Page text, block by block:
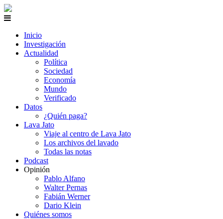
Inicio
Investigación
Actualidad
Política
Sociedad
Economía
Mundo
Verificado
Datos
¿Quién paga?
Lava Jato
Viaje al centro de Lava Jato
Los archivos del lavado
Todas las notas
Podcast
Opinión
Pablo Alfano
Walter Pernas
Fabián Werner
Dario Klein
Quiénes somos